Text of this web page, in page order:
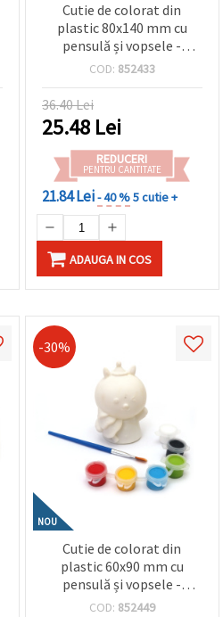
Cutie de colorat din
plastic 80x140 mm cu
pensulă și vopsele -
Ursuleț
COD: 852433
36.40 Lei
25.48 Lei
REDUCERI
PENTRU CANTITATE
21.84 Lei- 40 %5 cutie +
ADAUGA IN COS
-30%
NOU
Cutie de colorat din
plastic 60x90 mm cu
pensulă și vopsele -
ursuleț cu brad de Crăciun
COD: 852449